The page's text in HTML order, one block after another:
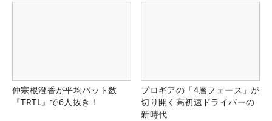
仲宗根澄香が平均パット数
『TRTL』で6人抜き！
プロギアの「4層フェース」が
切り開く高初速ドライバーの
新時代